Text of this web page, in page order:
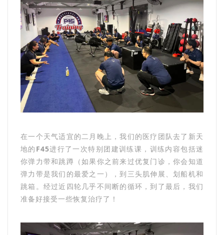
在一个天气适宜的二月晚上，我们的医疗团队去了新天
地的 F45进行了一次特别团建训练课，训练内容包括迷
你弹力带和跳蹲（如果你之前来过优复门诊，你会知道
弹力带是我们的最爱之一），到三头肌伸展、划船机和
跳箱。经过近四轮几乎不间断的循环，到了最后，我们
准备好接受一些恢复治疗了！